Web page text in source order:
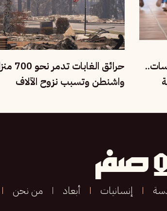
حرائق
واشنطن وتسبب نزوح الآلاف
إنسانيات أبعاد من نحن